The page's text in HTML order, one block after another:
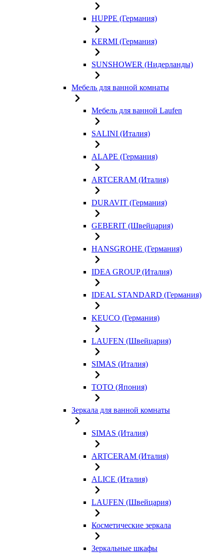
HUPPE (Германия)
KERMI (Германия)
SUNSHOWER (Нидерланды)
Мебель для ванной комнаты
Мебель для ванной Laufen
SALINI (Италия)
ALAPE (Германия)
ARTCERAM (Италия)
DURAVIT (Германия)
GEBERIT (Швейцария)
HANSGROHE (Германия)
IDEA GROUP (Италия)
IDEAL STANDARD (Германия)
KEUCO (Германия)
LAUFEN (Швейцария)
SIMAS (Италия)
TOTO (Япония)
Зеркала для ванной комнаты
SIMAS (Италия)
ARTCERAM (Италия)
ALICE (Италия)
LAUFEN (Швейцария)
Косметические зеркала
Зеркальные шкафы